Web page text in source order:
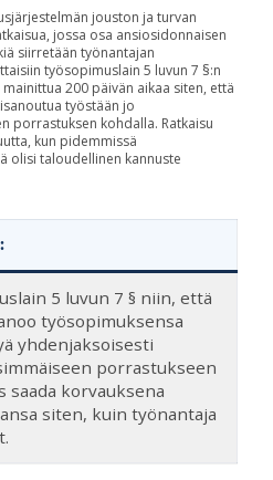
jouston ja turvan
jossa osa ansiosidonnaisen
siirretään työnantajan
työsopimuslain 5 luvun 7 §:n
200 päivän aikaa siten, että
työstään jo
porrastuksen kohdalla. Ratkaisu
kun pidemmissä
olisi taloudellinen kannuste
5 luvun 7 § niin, että
työsopimuksensa
yhdenjaksoisesti
porrastukseen
saada korvauksena
siten, kuin työnantaja